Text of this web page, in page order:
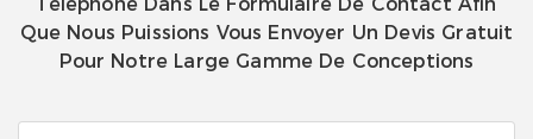
Téléphone Dans Le Formulaire De Contact Afin
Que Nous Puissions Vous Envoyer Un Devis Gratuit
Pour Notre Large Gamme De Conceptions